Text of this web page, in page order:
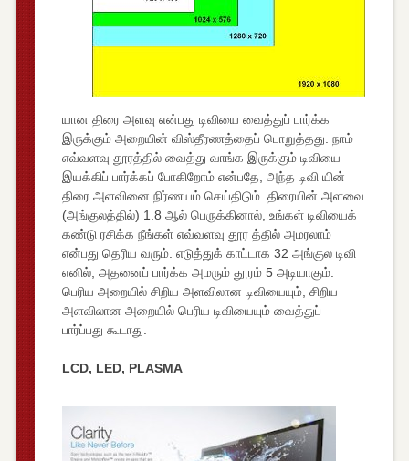
யான திரை அளவு என்பது டிவியை வைத்துப் பார்க்க
இருக்கும் அறையின் விஸ்தீரணத்தைப் பொறுத்தது. நாம்
எவ்வளவு தூரத்தில் வைத்து வாங்க இருக்கும் டிவியை
இயக்கிப் பார்க்கப் போகிறோம் என்பதே, அந்த டிவி யின்
திரை அளவினை நிர்ணயம் செய்திடும். திரையின் அளவை
(அங்குலத்தில்) 1.8 ஆல் பெருக்கினால், உங்கள் டிவியைக்
கண்டு ரசிக்க நீங்கள் எவ்வளவு தூர த்தில் அமரலாம்
என்பது தெரிய வரும். எடுத்துக் காட்டாக 32 அங்குல டிவி
எனில், அதனைப் பார்க்க அமரும் தூரம் 5 அடியாகும்.
பெரிய அறையில் சிறிய அளவிலான டிவியையும், சிறிய
அளவிலான அறையில் பெரிய டிவியையும் வைத்துப்
பார்ப்பது கூடாது.
LCD, LED, PLASMA